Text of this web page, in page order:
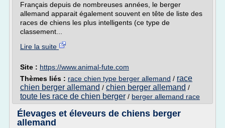
Français depuis de nombreuses années, le berger
allemand apparait également souvent en tête de liste des
races de chiens les plus intelligents (ce type de
classement...
Lire la suite
Site : https://www.animal-fute.com
Thèmes liés : race chien type berger allemand / race
chien berger allemand / chien berger allemand /
toute les race de chien berger / berger allemand race
Élevages et éleveurs de chiens berger
allemand